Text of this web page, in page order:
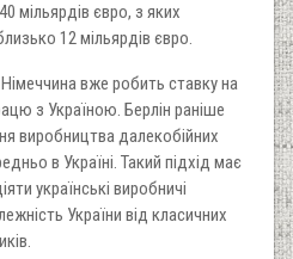
мільярдів євро, з яких
12 мільярдів євро.
вже робить ставку на
з Україною. Берлін раніше
виробництва далекобійних
в Україні. Такий підхід має
українські виробничі
України від класичних